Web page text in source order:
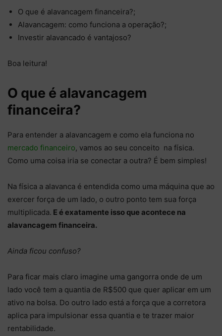
O que é alavancagem financeira?;
Alavancagem: como funciona a operação?;
Investir alavancado é vantajoso?
Boa leitura!
O que é alavancagem
financeira?
Para entender a alavancagem e como ela funciona no
mercado financeiro, vamos ao seu conceito na física.
Como uma coisa iria se conectar a outra? É bem simples!
Na física a alavanca é entendida como uma máquina que ao
exercer força de um lado, o outro ponto tem sua força
multiplicada. E é exatamente isso que acontece na
alavancagem financeira.
Ainda ficou confuso?
Para ficar mais claro imagine uma gangorra onde de um
lado você tem a quantia de R$500 que quer aplicar em um
ativo na bolsa. Do outro lado está a força que a corretora
aplica para impulsionar essa quantia e te trazer maior
rentabilidade.